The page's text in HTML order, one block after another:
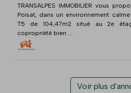
TRANSALPES IMMOBILIER vous
Poisat, dans un environnement
T5 de 104,47m2 situé au 2e
copropriété bien ...
Voir plus